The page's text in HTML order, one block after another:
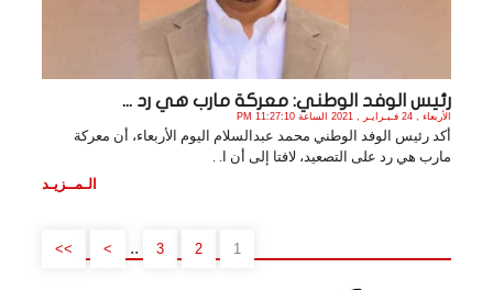
رئيس الوفد الوطني: معركة مارب هي رد ...
الأربعاء , 24 فـبـرايـر , 2021 الساعة 11:27:10 PM
أكد رئيس الوفد الوطني محمد عبدالسلام اليوم الأربعاء، أن معركة
مارب هي رد على التصعيد، لافتا إلى أن ا. .
الـمــزيـد
1
2
3
..
>
>>